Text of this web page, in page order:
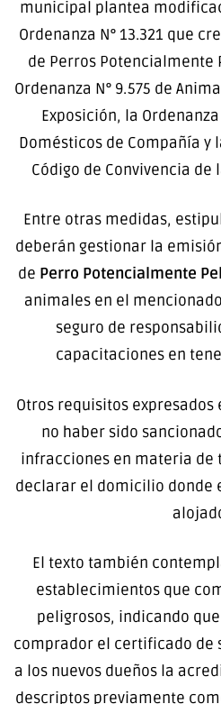
municipal plantea
Ordenanza N° 13.321 que
de Perros Potencialmente
Ordenanza N° 9.575 de
Exposición, la
Domésticos de Compañía y
Código de Convivencia de
Entre otras medidas,
deberán gestionar la
de Perro Potencialmente
animales en el
seguro de
capacitaciones en
Otros requisitos
no haber sido
infracciones en materia de
declarar el domicilio donde
El texto también
establecimientos que
peligrosos, indicando
comprador el certificado de
a los nuevos dueños la
descriptos previamente